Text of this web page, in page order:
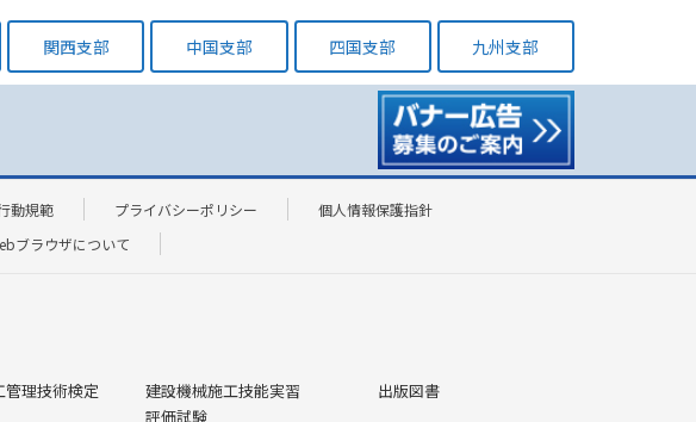
関西支部 中国支部 四国支部 九州支部
動規範 プライバシーポリシー
個人情報保護指針
ブラウザについて
理技術検定
建設機械施工技能実習
評価試験
出版図書